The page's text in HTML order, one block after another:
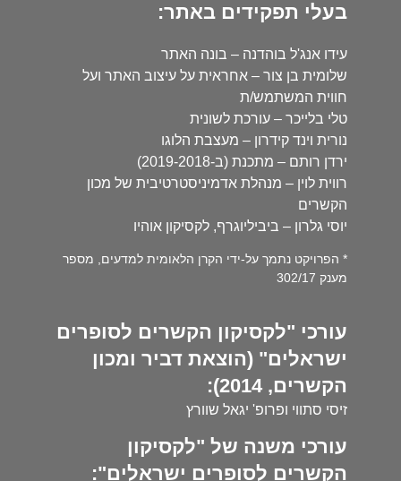
בעלי תפקידים באתר:
עידו אנג'ל בוהדנה – בונה האתר
שלומית בן צור – אחראית על עיצוב האתר ועל
חווית המשתמש/ת
טלי בלייכר – עורכת לשונית
נורית וינד קידרון – מעצבת הלוגו
ירדן רותם – מתכנת (ב-2019-2018)
רווית לוין – מנהלת אדמיניסטרטיבית של מכון
הקשרים
יוסי גלרון – ביביליוגרף, לקסיקון אוהיו
* הפרויקט נתמך על-ידי הקרן הלאומית למדעים, מספר
מענק 302/17
עורכי "לקסיקון הקשרים לסופרים
ישראלים" (הוצאת דביר ומכון
הקשרים, 2014):
זיסי סתווי ופרופ' יגאל שוורץ
עורכי משנה של "לקסיקון
הקשרים לסופרים ישראלים":